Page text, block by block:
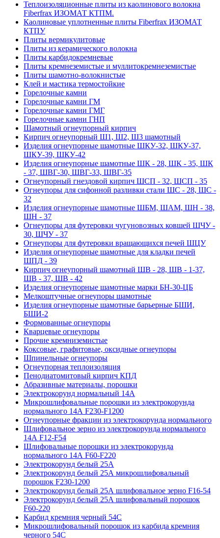
Теплоизоляционные плиты из каолинового волокна
Fiberfrax ИЗОМАТ КТПМ.
Каолиновые уплотненные плиты Fiberfrax ИЗОМАТ
КТПУ
Плиты вермикулитовые
Плиты из керамического волокна
Плиты карбидокремневые
Плиты кремнеземистые и муллитокремнеземистые
Плиты шамотно-волокнистые
Клей и мастика термостойкие
Горелочные камни
Горелочные камни ГМ
Горелочные камни ГМГ
Горелочные камни ГНП
Шамотный огнеупорный кирпич
Кирпич огнеупорный Ш1, Ш2, Ш3 шамотный
Изделия огнеупорные шамотные ШКУ-32, ШКУ-37,
ШКУ-39, ШКУ-42
Изделия огнеупорные шамотные ШК - 28, ШК - 35, ШК
- 37, ШВГ-30, ШВГ-33, ШВГ-35
Огнеупорный гнездовой кирпич ШСП - 32, ШСП - 35
Огнеупоры для сифонной разливки стали ШС - 28, ШС -
32
Изделия огнеупорные шамотные ШБМ, ШАМ, ШН - 38,
ШН - 37
Огнеупоры для футеровки чугуновозных ковшей ШЧУ -
30, ШЧУ - 37
Огнеупоры для футеровки вращающихся печей ШЦУ
Изделия огнеупорные шамотные для кладки печей
ШПД - 39
Кирпич огнеупорный шамотный ШВ - 28, ШВ - 1-37,
ШВ - 37, ШВ - 42
Изделия огнеупорные шамотные марки БН-30-ЦБ
Мелкоштучные огнеупоры шамотные
Изделия огнеупорные шамотные барьерные БШИ,
БШИ-2
Формованные огнеупоры
Кварцевые огнеупоры
Прочие кремниземистые
Коксовые, графитовые, оксидные огнеупоры
Шпинельные огнеупоры
Огнеупорная теплоизоляция
Пенодиатомитовый кирпич КПД
Абразивные материалы, порошки
Электрокорунд нормальный 14А
Микрошлифовальные порошки из электрокорунда
нормального 14А F230-F1200
Огнеупорные фракции из электрокорунда нормального
Шлифовальное зерно из электрокорунда нормального
14А F12-F54
Шлифовальные порошки из электрокорунда
нормального 14А F60-F220
Электрокорунд белый 25А
Электрокорунд белый 25А микрошлифовальный
порошок F230-1200
Электрокорунд белый 25А шлифовальное зерно F16-54
Электрокорунд белый 25А шлифовальный порошок
F60-220
Карбид кремния черный 54С
Микрошлифовальный порошок из карбида кремния
черного 54С